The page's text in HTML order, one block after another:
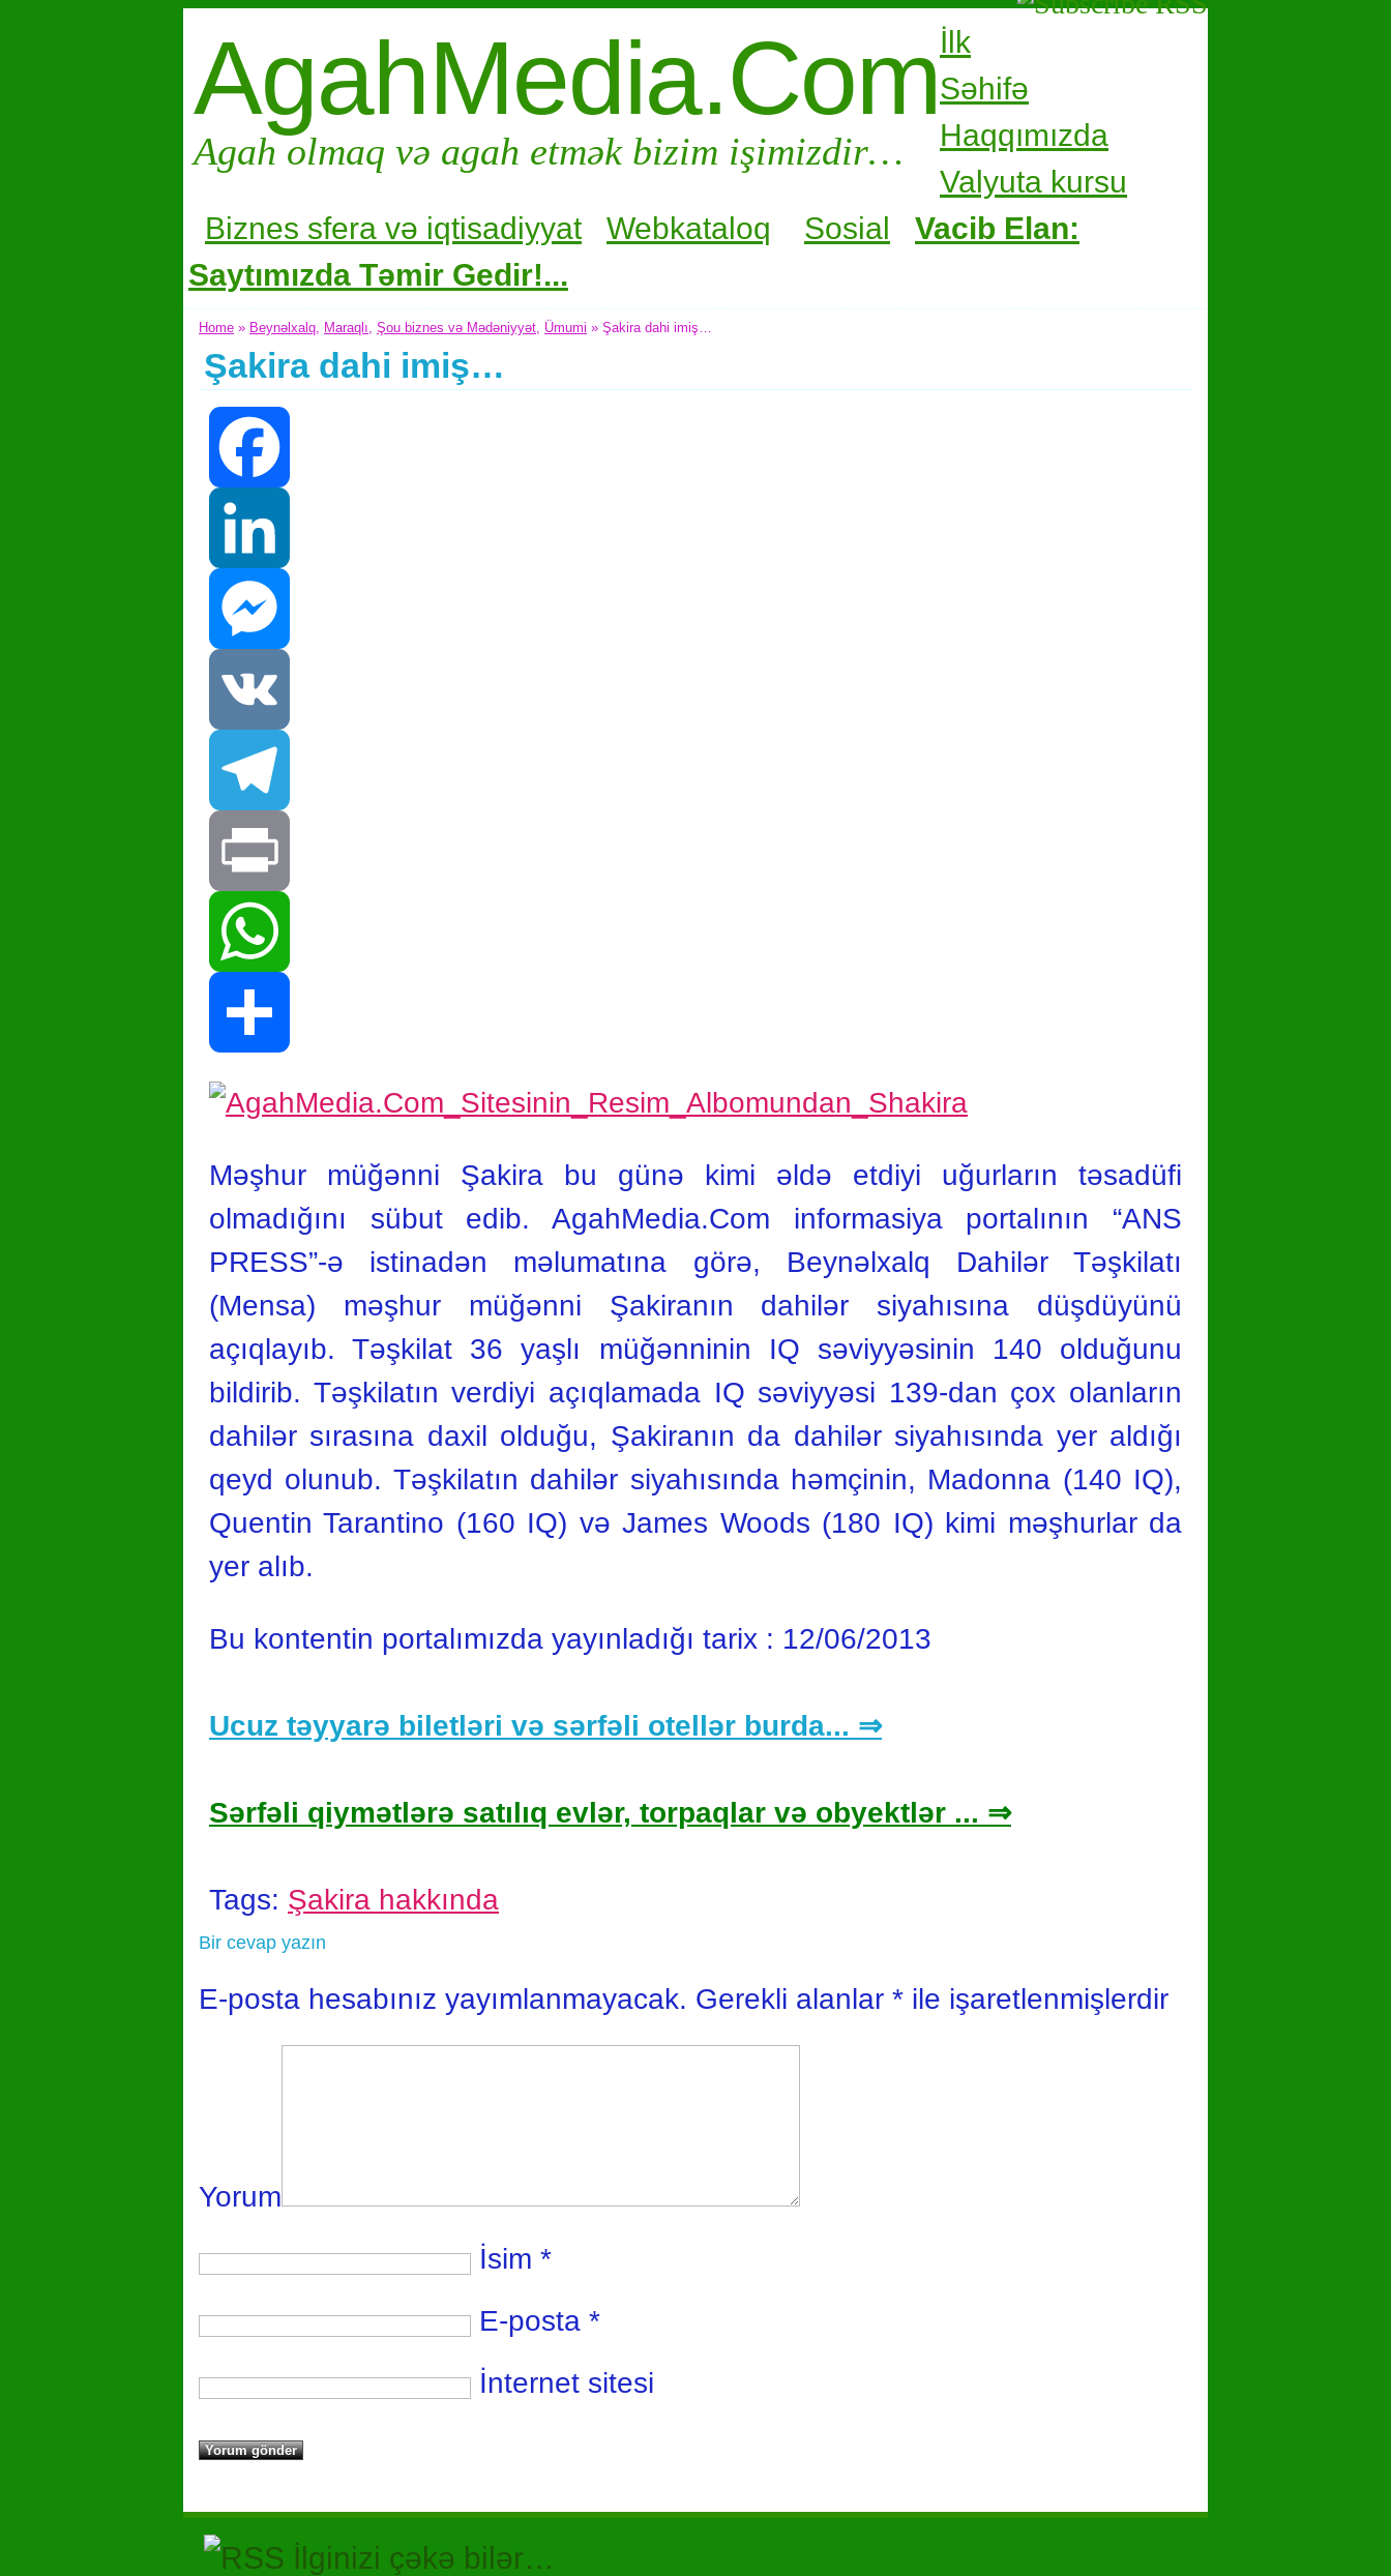
AgahMedia.Com
Agah olmaq və agah etmək bizim işimizdir…
İlk
Səhifə
Haqqımızda
Valyuta kursu
Biznes sfera və iqtisadiyyat Webkataloq Sosial
Vacib Elan:
Saytımızda Təmir Gedir!...
Home » Beynəlxalq, Maraqlı, Şou biznes və Mədəniyyət, Ümumi » Şakira dahi imiş…
Şakira dahi imiş…
Facebook
LinkedIn
Messenger
VK
Telegram
Print
WhatsApp
Share
Məşhur müğənni Şakira bu günə kimi əldə etdiyi uğurların təsadüfi
olmadığını sübut edib. AgahMedia.Com informasiya portalının “ANS
PRESS”-ə istinadən məlumatına görə, Beynəlxalq Dahilər Təşkilatı
(Mensa) məşhur müğənni Şakiranın dahilər siyahısına düşdüyünü
açıqlayıb. Təşkilat 36 yaşlı müğənninin IQ səviyyəsinin 140 olduğunu
bildirib. Təşkilatın verdiyi açıqlamada IQ səviyyəsi 139-dan çox olanların
dahilər sırasına daxil olduğu, Şakiranın da dahilər siyahısında yer aldığı
qeyd olunub. Təşkilatın dahilər siyahısında həmçinin, Madonna (140 IQ),
Quentin Tarantino (160 IQ) və James Woods (180 IQ) kimi məşhurlar da
yer alıb.
Bu kontentin portalımızda yayınladığı tarix : 12/06/2013
Ucuz təyyarə biletləri və sərfəli otellər burda... ⇒
Sərfəli qiymətlərə satılıq evlər, torpaqlar və obyektlər ... ⇒
Tags: Şakira hakkında
Bir cevap yazın
E-posta hesabınız yayımlanmayacak. Gerekli alanlar * ile işaretlenmişlerdir
Yorum
İsim *
E-posta *
İnternet sitesi
İlginizi çəkə bilər…